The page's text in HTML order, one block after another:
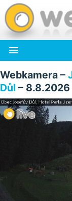

Webkamera –
Důl –